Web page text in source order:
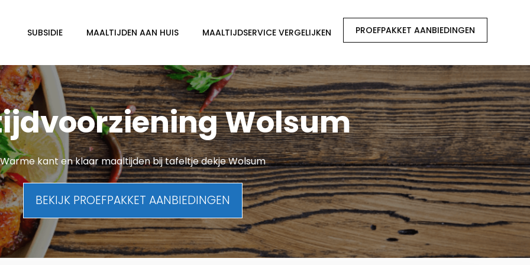
SUBSIDIE MAALTIJDEN AAN HUIS MAALTIJDSERVICE VERGELIJKEN PROEFPAKKET AANBIEDINGEN
Wolsum
Warme kant en klaar maaltijden bij tafeltje dekje Wolsum
BEKIJK PROEFPAKKET AANBIEDINGEN